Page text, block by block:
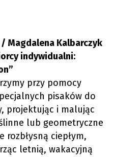
Magdalena Kalbarczyk
indywidualni:
przy pomocy
pisaków do
projektując i malując
lub geometryczne
rozbłysną ciepłym,
letnią, wakacyjną